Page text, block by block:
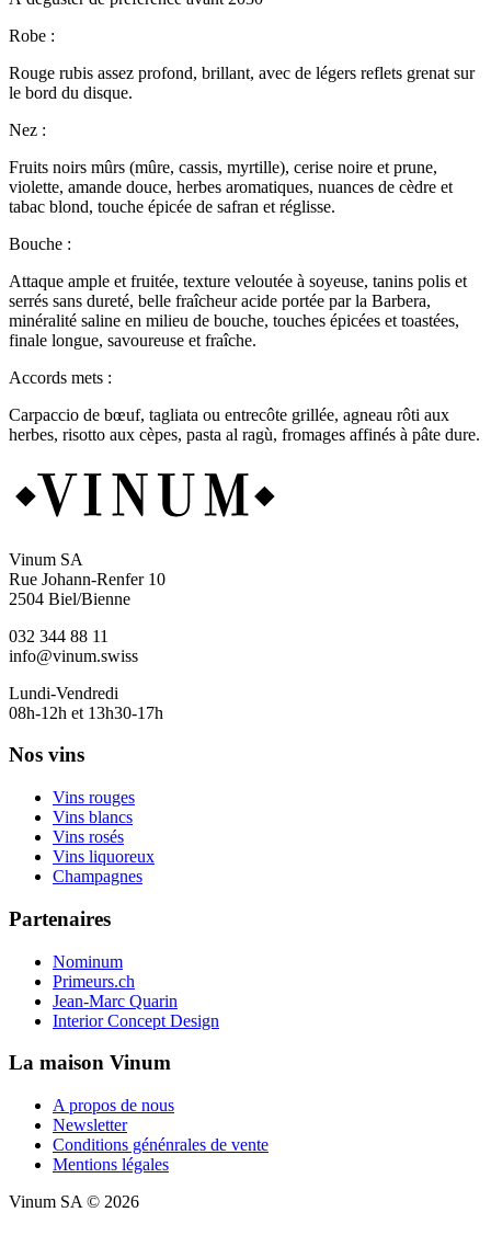
Robe :
Rouge rubis assez profond, brillant, avec de légers reflets grenat sur
le bord du disque.
Nez :
Fruits noirs mûrs (mûre, cassis, myrtille), cerise noire et prune,
violette, amande douce, herbes aromatiques, nuances de cèdre et
tabac blond, touche épicée de safran et réglisse.
Bouche :
Attaque ample et fruitée, texture veloutée à soyeuse, tanins polis et
serrés sans dureté, belle fraîcheur acide portée par la Barbera,
minéralité saline en milieu de bouche, touches épicées et toastées,
finale longue, savoureuse et fraîche.
Accords mets :
Carpaccio de bœuf, tagliata ou entrecôte grillée, agneau rôti aux
herbes, risotto aux cèpes, pasta al ragù, fromages affinés à pâte dure.
Vinum SA
Rue Johann-Renfer 10
2504 Biel/Bienne
032 344 88 11
info@vinum.swiss
Lundi-Vendredi
08h-12h et 13h30-17h
Nos vins
Vins rouges
Vins blancs
Vins rosés
Vins liquoreux
Champagnes
Partenaires
Nominum
Primeurs.ch
Jean-Marc Quarin
Interior Concept Design
La maison Vinum
A propos de nous
Newsletter
Conditions génénrales de vente
Mentions légales
Vinum SA © 2026